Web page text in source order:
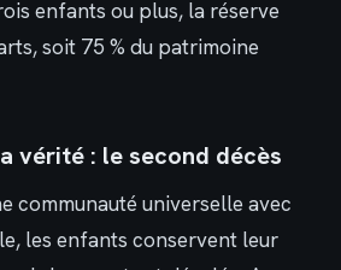
enfants ou plus, la réserve
soit 75 % du patrimoine
vérité : le second décès
communauté universelle avec
les enfants conservent leur